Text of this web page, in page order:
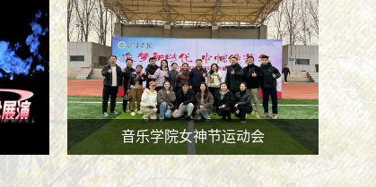
音乐学院女神节运动会